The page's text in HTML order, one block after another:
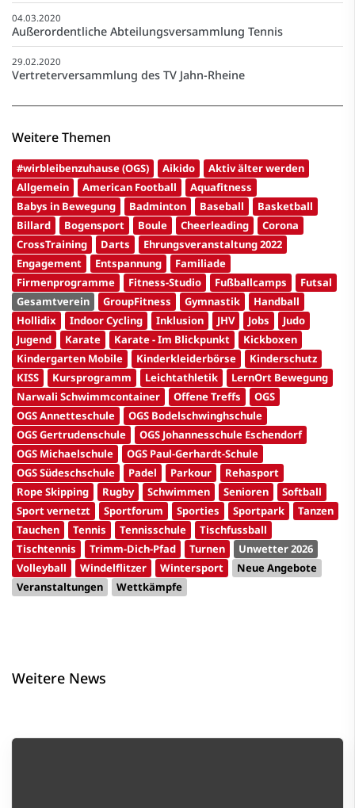
04.03.2020
Außerordentliche Abteilungsversammlung Tennis
29.02.2020
Vertreterversammlung des TV Jahn-Rheine
Weitere Themen
#wirbleibenzuhause (OGS) Aikido
Aktiv älter werden
Allgemein
American Football
Aquafitness
Babys in Bewegung
Badminton Baseball
Basketball
Billard
Bogensport Boule Cheerleading
Corona
CrossTraining
Darts
Ehrungsveranstaltung 2022
Engagement
Entspannung
Familiade
Firmenprogramme
Fitness-Studio Fußballcamps
Futsal
Gesamtverein
GroupFitness Gymnastik
Handball
Hollidix
Indoor Cycling Inklusion JHV Jobs
Judo
Jugend
Karate Karate - Im Blickpunkt
Kickboxen
Kindergarten Mobile
Kinderkleiderbörse
Kinderschutz
KISS
Kursprogramm Leichtathletik
LernOrt Bewegung
Narwali Schwimmcontainer
Offene Treffs
OGS
OGS Annetteschule
OGS Bodelschwinghschule
OGS Gertrudenschule
OGS Johannesschule Eschendorf
OGS Michaelschule
OGS Paul-Gerhardt-Schule
OGS Südeschschule
Padel Parkour
Rehasport
Rope Skipping
Rugby Schwimmen Senioren
Softball
Sport vernetzt
Sportforum Sporties Sportpark
Tanzen
Tauchen
Tennis Tennisschule
Tischfussball
Tischtennis
Trimm-Dich-Pfad Turnen
Unwetter 2026
Volleyball
Windelflitzer Wintersport
Neue Angebote
Veranstaltungen
Wettkämpfe
Weitere News